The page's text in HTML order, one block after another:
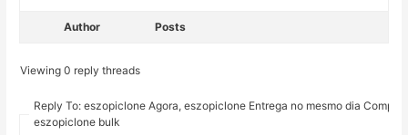
Author Posts
Viewing 0 reply threads
Reply To: eszopiclone Agora, eszopiclone Entrega no mesmo dia Comprar
eszopiclone bulk